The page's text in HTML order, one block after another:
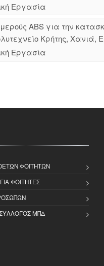
Εργασία
ABS για την
Κρήτης, Χανιά,
Εργασία
ΦΟΙΤΗΤΏΝ
ΦΟΙΤΗΤΈΣ
ΜΠΔ